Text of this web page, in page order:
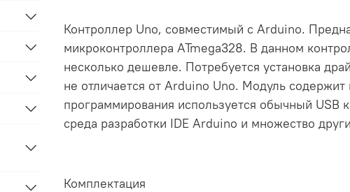
Контроллер Uno, совместимый с Arduino.
микроконтроллера ATmega328. В данном
несколько дешевле. Потребуется установка
не отличается от Arduino Uno. Модуль
программирования используется обычный USB
среда разработки IDE Arduino и множество
Комплектация